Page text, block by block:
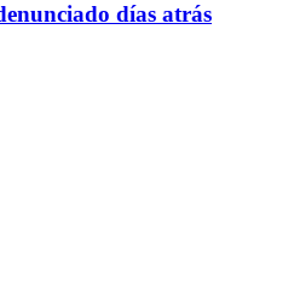
días atrás